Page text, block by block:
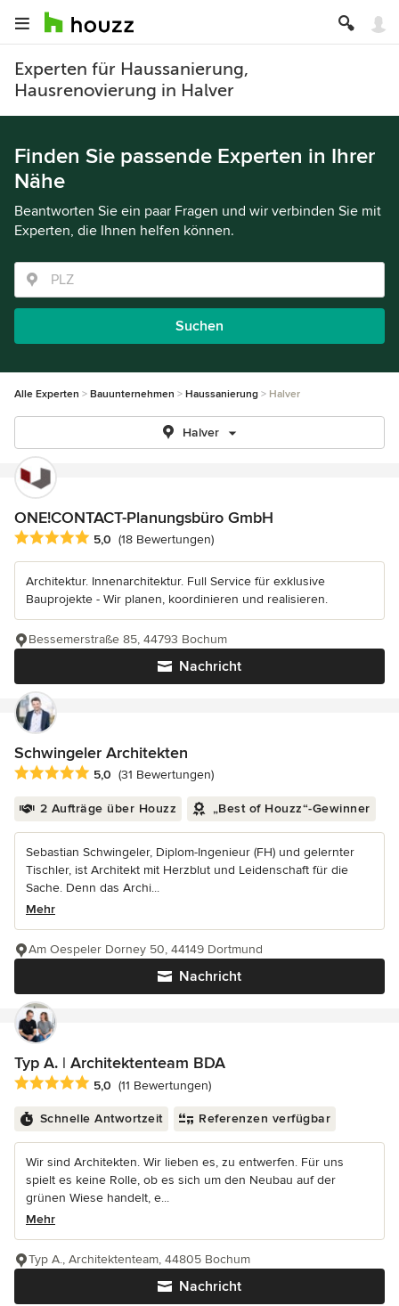
Experten für Haussanierung,
Hausrenovierung in Halver
Finden Sie passende Experten in Ihrer
Nähe
Beantworten Sie ein paar Fragen und wir verbinden Sie mit
Experten, die Ihnen helfen können.
Suchen
Alle Experten Bauunternehmen Haussanierung Halver
Halver
ONE!CONTACT-Planungsbüro GmbH
Durchschnittliche Bewertung: 5 von 5 Sternen
5,0 (18 Bewertungen)
Architektur. Innenarchitektur. Full Service für exklusive
Bauprojekte - Wir planen, koordinieren und realisieren.
Nachricht
Bessemerstraße 85, 44793 Bochum
Schwingeler Architekten
Durchschnittliche Bewertung: 5 von 5 Sternen
5,0 (31 Bewertungen)
2 Aufträge über Houzz „Best of Houzz“-Gewinner
Sebastian Schwingeler, Diplom-Ingenieur (FH) und gelernter
Tischler, ist Architekt mit Herzblut und Leidenschaft für die
Sache. Denn das Archi...
Mehr
Nachricht
Am Oespeler Dorney 50, 44149 Dortmund
Typ A. | Architektenteam BDA
Durchschnittliche Bewertung: 5 von 5 Sternen
5,0 (11 Bewertungen)
Schnelle Antwortzeit Referenzen verfügbar
Wir sind Architekten. Wir lieben es, zu entwerfen. Für uns
spielt es keine Rolle, ob es sich um den Neubau auf der
grünen Wiese handelt, e...
Mehr
Nachricht
Typ A., Architektenteam, 44805 Bochum